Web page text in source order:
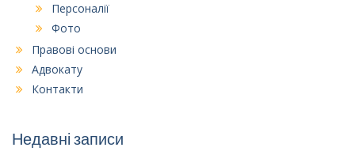
Персоналії
Фото
Правові основи
Адвокату
Контакти
Недавні записи